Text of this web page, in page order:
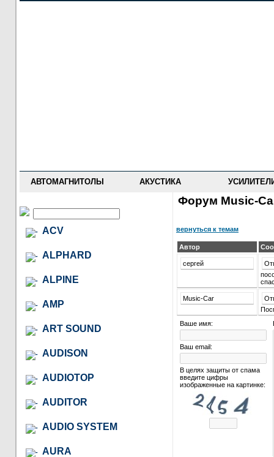
АВТОМАГНИТОЛЫ АКУСТИКА
ACV
ALPHARD
ALPINE
AMP
ART SOUND
AUDISON
AUDIOTOP
AUDITOR
AUDIO SYSTEM
AURA
Форум Music-
вернуться к темам
Автор
сергей
Music-Car
Ваше имя:
Ваш email:
В целях защиты от спама
введите цифры
изображенные на картинке: